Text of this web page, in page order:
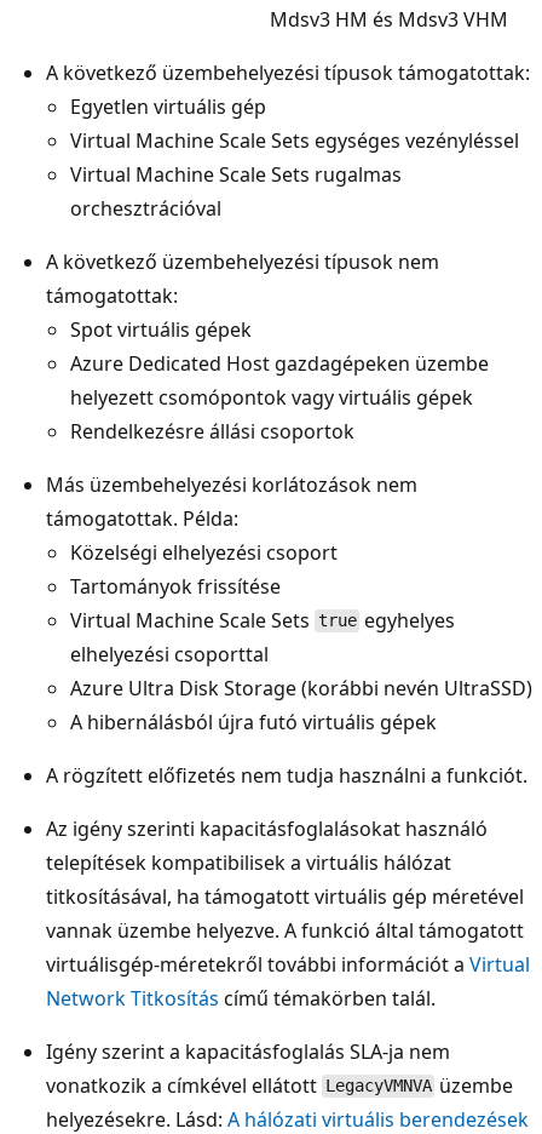
Mdsv3 HM és Mdsv3 VHM
A következő üzembehelyezési típusok támogatottak:
Egyetlen virtuális gép
Virtual Machine Scale Sets egységes vezényléssel
Virtual Machine Scale Sets rugalmas
orchesztrációval
A következő üzembehelyezési típusok nem
támogatottak:
Spot virtuális gépek
Azure Dedicated Host gazdagépeken üzembe
helyezett csomópontok vagy virtuális gépek
Rendelkezésre állási csoportok
Más üzembehelyezési korlátozások nem
támogatottak. Példa:
Közelségi elhelyezési csoport
Tartományok frissítése
Virtual Machine Scale Sets true egyhelyes
elhelyezési csoporttal
Azure Ultra Disk Storage (korábbi nevén UltraSSD)
A hibernálásból újra futó virtuális gépek
A rögzített előfizetés nem tudja használni a funkciót.
Az igény szerinti kapacitásfoglalásokat használó
telepítések kompatibilisek a virtuális hálózat
titkosításával, ha támogatott virtuális gép méretével
vannak üzembe helyezve. A funkció által támogatott
virtuálisgép-méretekről további információt a Virtual
Network Titkosítás című témakörben talál.
Igény szerint a kapacitásfoglalás SLA-ja nem
vonatkozik a címkével ellátott LegacyVMNVA üzembe
helyezésekre. Lásd: A hálózati virtuális berendezések